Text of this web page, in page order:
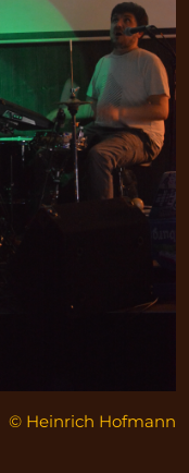
© Heinrich Hofmann